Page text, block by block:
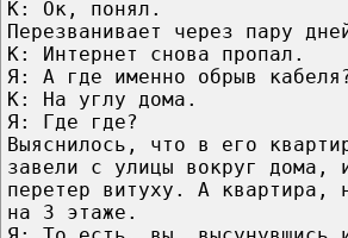
К: Ок, понял.
Перезванивает через пару
К: Интернет снова пропал.
Я: А где именно обрыв
К: На углу дома.
Я: Где где?
Выяснилось, что в его
завели с улицы вокруг дома,
перетер витуху. А квартира,
на 3 этаже.